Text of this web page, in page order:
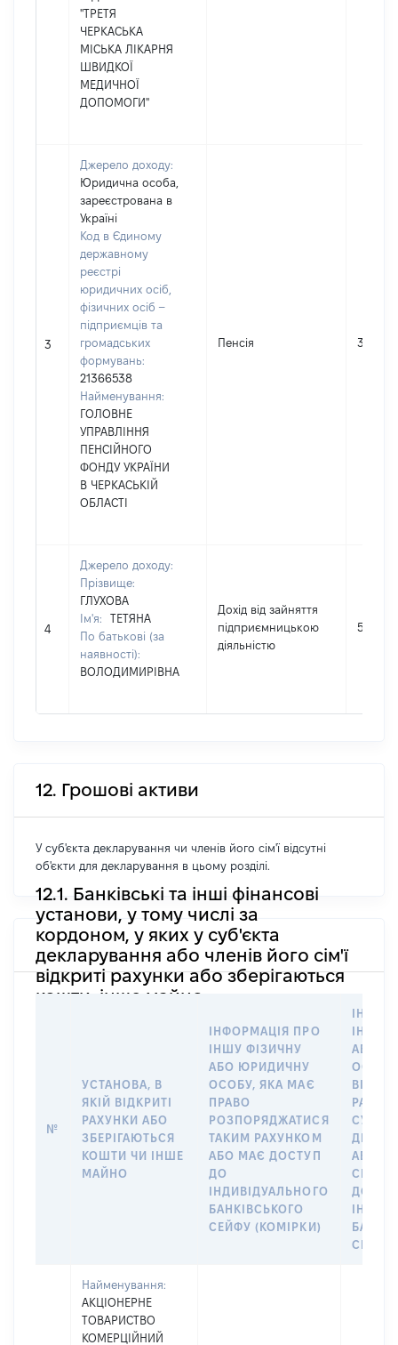
"ТРЕТЯ
ЧЕРКАСЬКА
МІСЬКА ЛІКАРНЯ
ШВИДКОЇ
МЕДИЧНОЇ
ДОПОМОГИ"
3
Джерело доходу:
Юридична особа,
зареєстрована в
Україні
Код в Єдиному
державному
реєстрі
юридичних осіб,
фізичних осіб –
підприємців та
громадських
формувань:
21366538
Найменування:
ГОЛОВНЕ
УПРАВЛІННЯ
ПЕНСІЙНОГО
ФОНДУ УКРАЇНИ
В ЧЕРКАСЬКІЙ
ОБЛАСТІ
Пенсія 35320
4
Джерело доходу:
Прізвище:
ГЛУХОВА
Ім'я:
ТЕТЯНА
По батькові (за
наявності):
ВОЛОДИМИРІВНА
Дохід від зайняття
підприємницькою
діяльністю
12. Грошові активи
У суб'єкта декларування чи членів його сім'ї відсутні
об'єкти для декларування в цьому розділі.
12.1. Банківські та інші фінансові
установи, у тому числі за
кордоном, у яких у суб'єкта
декларування або членів його сім'ї
відкриті рахунки або зберігаються
кошти, інше майно
№
УСТАНОВА, В
ЯКІЙ ВІДКРИТІ
РАХУНКИ АБО
ЗБЕРІГАЮТЬСЯ
КОШТИ ЧИ ІНШЕ
МАЙНО
ІНФОРМАЦІЯ ПРО
ІНШУ ФІЗИЧНУ
АБО ЮРИДИЧНУ
ОСОБУ, ЯКА МАЄ
ПРАВО
РОЗПОРЯДЖАТИСЯ
ТАКИМ РАХУНКОМ
АБО МАЄ ДОСТУП
ДО
ІНДИВІДУАЛЬНОГО
БАНКІВСЬКОГО
СЕЙФУ (КОМІРКИ)
ІНШУ
АБО
АБО
СІМ’Ї
СЕЙФУ
Найменування:
АКЦІОНЕРНЕ
ТОВАРИСТВО
КОМЕРЦІЙНИЙ